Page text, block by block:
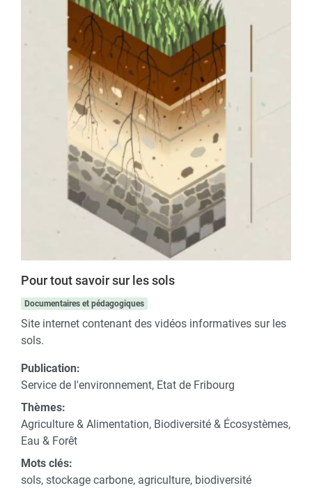
Pour tout savoir sur les sols
Documentaires et pédagogiques
Site internet contenant des vidéos informatives sur les
sols.
Publication:
Service de l'environnement, Etat de Fribourg
Thèmes:
Agriculture & Alimentation, Biodiversité & Écosystèmes,
Eau & Forêt
Mots clés:
sols, stockage carbone, agriculture, biodiversité